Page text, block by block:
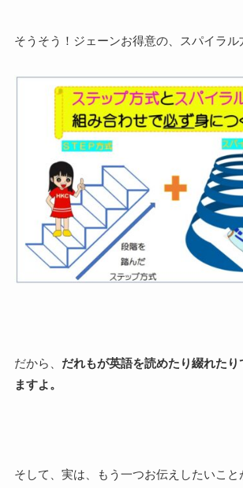
そうそう！ジェーンお得意の、スパイラル
だから、 だれもが英語を読めたり綴れたり
ますよ。
そして、実は、もう一つお伝えしたいこと